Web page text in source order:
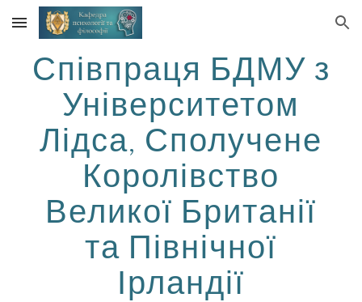
Skip to main content Skip to navigation
Співпраця БДМУ з
Університетом
Лідса, Сполучене
Королівство
Великої Британії
та Північної
Ірландії